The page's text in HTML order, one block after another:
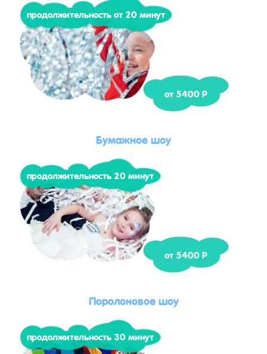
продолжительность от 20 минут
от 5400 Р
Бумажное шоу
продолжительность 20 минут
от 5400 Р
Поролоновое шоу
продолжительность 30 минут